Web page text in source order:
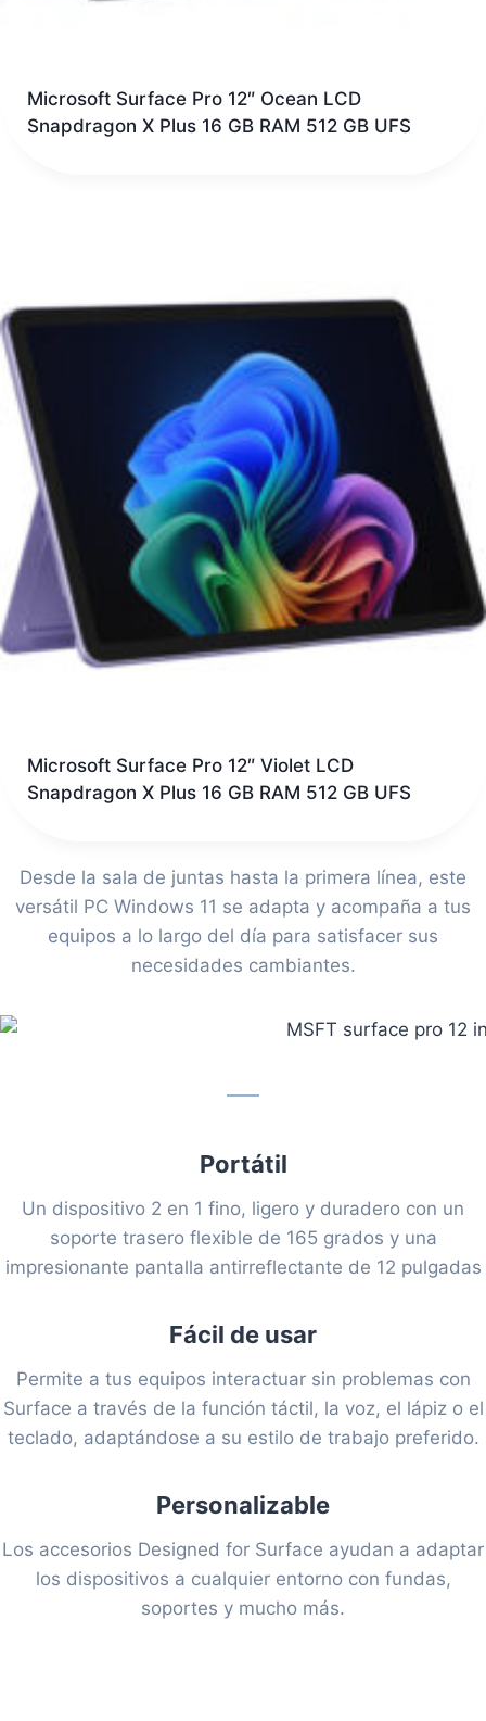
Microsoft Surface Pro 12″ Ocean LCD
Snapdragon X Plus 16 GB RAM 512 GB UFS
Microsoft Surface Pro 12″ Violet LCD
Snapdragon X Plus 16 GB RAM 512 GB UFS
Desde la sala de juntas hasta la primera línea, este
versátil PC Windows 11 se adapta y acompaña a tus
equipos a lo largo del día para satisfacer sus
necesidades cambiantes.
Portátil
Un dispositivo 2 en 1 fino, ligero y duradero con un
soporte trasero flexible de 165 grados y una
impresionante pantalla antirreflectante de 12 pulgadas
Fácil de usar
Permite a tus equipos interactuar sin problemas con
Surface a través de la función táctil, la voz, el lápiz o el
teclado, adaptándose a su estilo de trabajo preferido.
Personalizable
Los accesorios Designed for Surface ayudan a adaptar
los dispositivos a cualquier entorno con fundas,
soportes y mucho más.